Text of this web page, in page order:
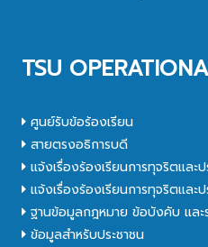
TSU
ศูนย์รับข้อร้องเรียน
สายตรงอธิการบดี
แจ้งเรื่องร้องเรียนการทุจริตแล
แจ้งเรื่องร้องเรียนการทุจริตแล
ฐานข้อมูลกฎหมาย ข้อบังคับ และ
ข้อมูลสำหรับประชาชน